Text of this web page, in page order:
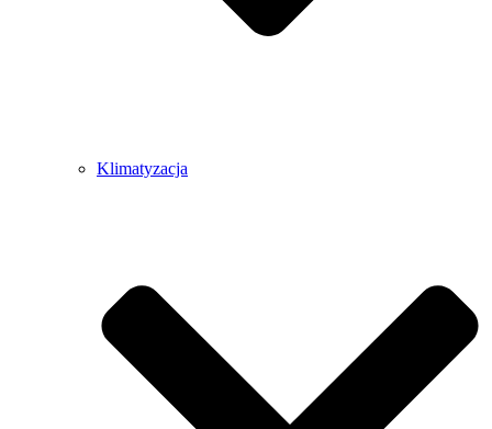
Klimatyzacja